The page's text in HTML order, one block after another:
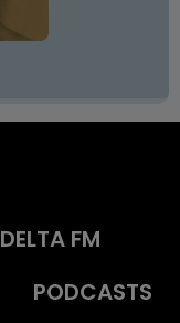
DELTA FM
PODCASTS